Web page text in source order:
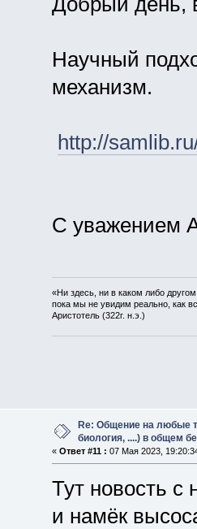
Научный
механизм.
http://
С уважением
«Ни здесь, ни в каком либо
пока мы не увидим реально, как
Аристотель (322г. н.э.)
Re: Общение на любые
биология, ....) в общем
« Ответ #11 : 07 Мая 2023,
Тут новость с
и намёк